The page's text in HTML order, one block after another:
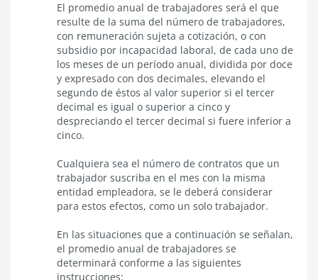
El promedio anual de trabajadores será el que
resulte de la suma del número de trabajadores,
con remuneración sujeta a cotización, o con
subsidio por incapacidad laboral, de cada uno de
los meses de un período anual, dividida por doce
y expresado con dos decimales, elevando el
segundo de éstos al valor superior si el tercer
decimal es igual o superior a cinco y
despreciando el tercer decimal si fuere inferior a
cinco.
Cualquiera sea el número de contratos que un
trabajador suscriba en el mes con la misma
entidad empleadora, se le deberá considerar
para estos efectos, como un solo trabajador.
En las situaciones que a continuación se señalan,
el promedio anual de trabajadores se
determinará conforme a las siguientes
instrucciones: